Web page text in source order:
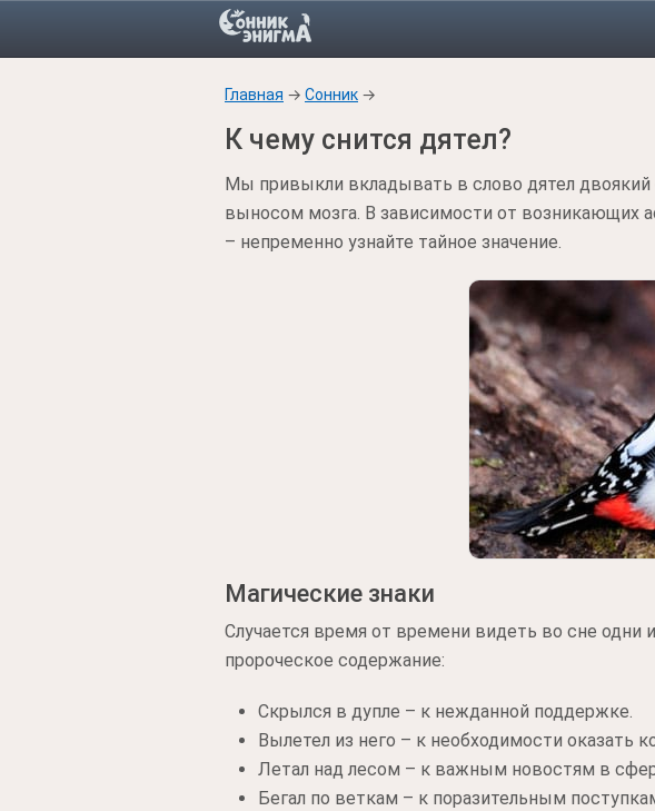
Главная → Сонник →
К чему снится дятел?
Мы привыкли вкладывать в слово дятел
выносом мозга. В зависимости от возникающих
– непременно узнайте тайное значение.
Магические знаки
Случается время от времени видеть во сне одни
пророческое содержание:
Скрылся в дупле – к нежданной поддержке.
Вылетел из него – к необходимости оказать
Летал над лесом – к важным новостям в
Бегал по веткам – к поразительным